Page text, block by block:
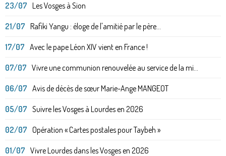
23/07 Les Vosges à Sion
21/07 Rafiki Yangu : éloge de l'amitié par le père...
17/07 Avec le pape Léon XIV vient en France !
07/07 Vivre une communion renouvelée au service de la mi...
06/07 Avis de décès de sœur Marie-Ange MANGEOT
05/07 Suivre les Vosges à Lourdes en 2026
02/07 Opération « Cartes postales pour Taybeh »
01/07 Vivre Lourdes dans les Vosges en 2026